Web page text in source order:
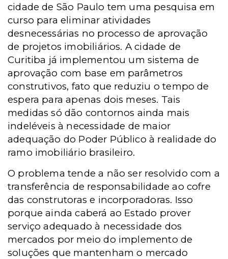
cidade de São Paulo tem uma pesquisa em
curso para eliminar atividades
desnecessárias no processo de aprovação
de projetos imobiliários. A cidade de
Curitiba já implementou um sistema de
aprovação com base em parâmetros
construtivos, fato que reduziu o tempo de
espera para apenas dois meses. Tais
medidas só dão contornos ainda mais
indeléveis à necessidade de maior
adequação do Poder Público à realidade do
ramo imobiliário brasileiro.
O problema tende a não ser resolvido com a
transferência de responsabilidade ao cofre
das construtoras e incorporadoras. Isso
porque ainda caberá ao Estado prover
serviço adequado à necessidade dos
mercados por meio do implemento de
soluções que mantenham o mercado